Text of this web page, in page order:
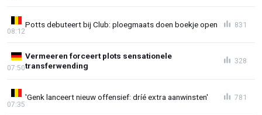
Potts debuteert bij Club: ploegmaats doen boekje open
08:12
831
Vermeeren forceert plots sensationele
transferwending
07:50
328
'Genk lanceert nieuw offensief: dríé extra aanwinsten'
07:35
781